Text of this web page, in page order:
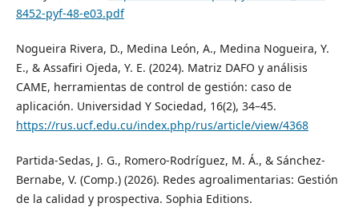
8452-pyf-48-e03.pdf
Nogueira Rivera, D., Medina León, A., Medina Nogueira, Y.
E., & Assafiri Ojeda, Y. E. (2024). Matriz DAFO y análisis
CAME, herramientas de control de gestión: caso de
aplicación. Universidad Y Sociedad, 16(2), 34–45.
https://rus.ucf.edu.cu/index.php/rus/article/view/4368
Partida-Sedas, J. G., Romero-Rodríguez, M. Á., & Sánchez-
Bernabe, V. (Comp.) (2026). Redes agroalimentarias: Gestión
de la calidad y prospectiva. Sophia Editions.